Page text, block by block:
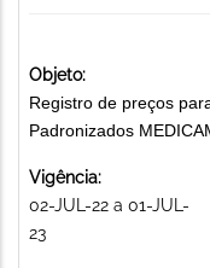
Objeto:
Registro de preços
Padronizados
Vigência:
02-JUL-22 a 01-JUL-
23